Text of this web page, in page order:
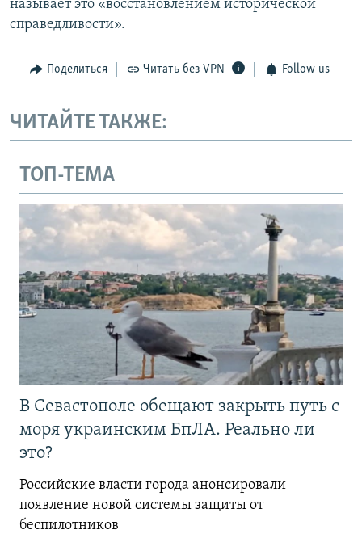
называет это «восстановлением исторической
справедливости».
Поделиться Читать без VPN Follow us
ЧИТАЙТЕ ТАКЖЕ:
ТОП-ТЕМА
В Севастополе обещают закрыть путь с
моря украинским БпЛА. Реально ли
это?
Российские власти города анонсировали
появление новой системы защиты от
беспилотников